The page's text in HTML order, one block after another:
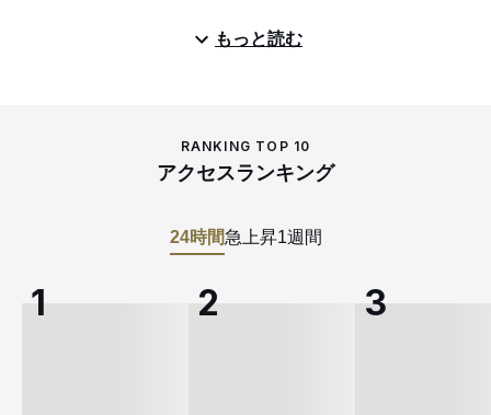
もっと読む
RANKING TOP 10
アクセスランキング
24時間急上昇1週間